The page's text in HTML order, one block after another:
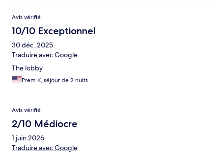
Avis vérifié
10/10 Exceptionnel
30 déc. 2025
Traduire avec Google
The lobby
Prem K, séjour de 2 nuits
Avis vérifié
2/10 Médiocre
1 juin 2026
Traduire avec Google